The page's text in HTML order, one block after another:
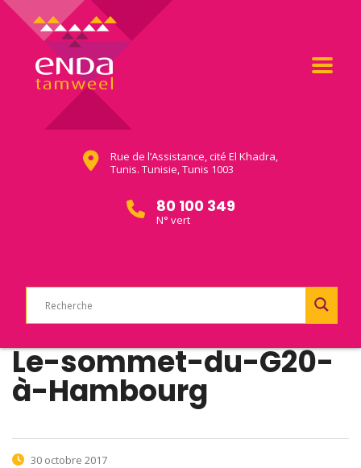
Rue de l’Assistance, cité El Khadra,
Tunis. Tunisie, Tunis 1003
80 100 349
N° vert
Le-sommet-du-G20-
à-Hambourg
30 octobre 2017